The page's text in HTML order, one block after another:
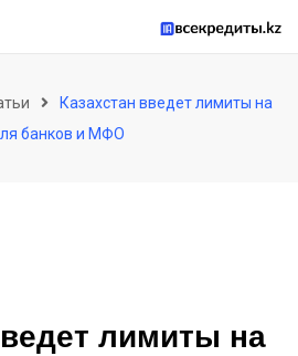
Казахстан введет лимиты на
банков и МФО
лимиты на